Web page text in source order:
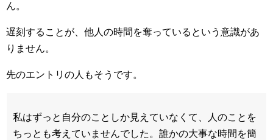
ん。
遅刻することが、他人の時間を奪っているという意識があ
りません。
先のエントリの人もそうです。
私はずっと自分のことしか見えていなくて、人のことを
ちっとも考えていませんでした。誰かの大事な時間を簡